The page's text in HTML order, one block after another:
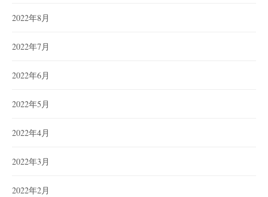
2022年8月
2022年7月
2022年6月
2022年5月
2022年4月
2022年3月
2022年2月